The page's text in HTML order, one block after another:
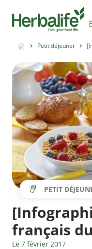
Petit déjeuner
PETIT
français
Le 7 février 2017